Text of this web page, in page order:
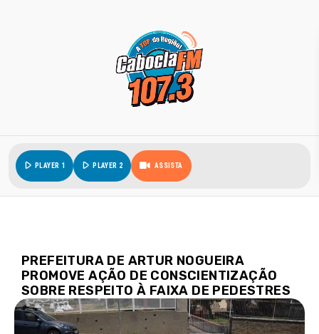
play_arrowPLAYER 1 play_arrowPLAYER 2 ASSISTA
PREFEITURA DE ARTUR NOGUEIRA
PROMOVE AÇÃO DE CONSCIENTIZAÇÃO
SOBRE RESPEITO À FAIXA DE PEDESTRES